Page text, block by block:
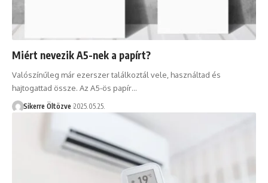
Miért nevezik A5-nek a papírt?
Valószínűleg már ezerszer találkoztál vele, használtad és
hajtogattad össze. Az A5-ös papír…
Sikerre Öltözve 2025.05.25.